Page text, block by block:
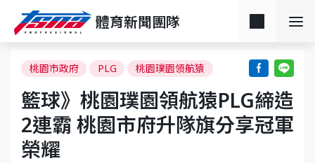
體育新聞團隊
桃園市政府 PLG 桃園璞園領航猿
籃球》桃園璞園領航猿PLG締造
2連霸 桃園市府升隊旗分享冠軍
榮耀